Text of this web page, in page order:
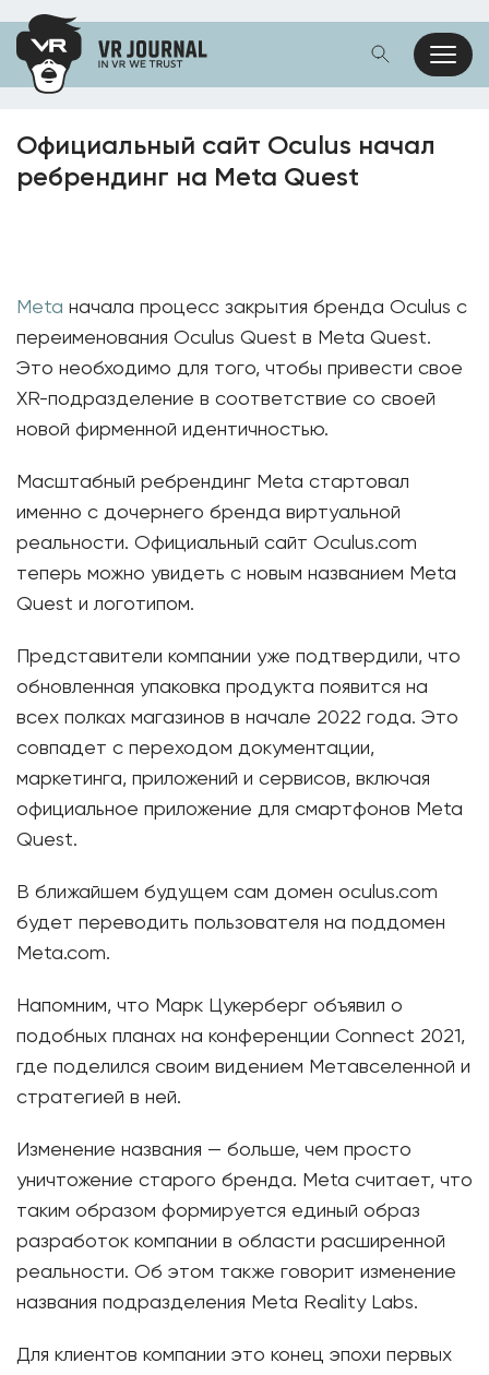
Официальный сайт Oculus начал
ребрендинг на Meta Quest
Meta начала процесс закрытия бренда Oculus с
переименования Oculus Quest в Meta Quest.
Это необходимо для того, чтобы привести свое
XR-подразделение в соответствие со своей
новой фирменной идентичностью.
Масштабный ребрендинг Meta стартовал
именно с дочернего бренда виртуальной
реальности. Официальный сайт Oculus.com
теперь можно увидеть с новым названием Meta
Quest и логотипом.
Представители компании уже подтвердили, что
обновленная упаковка продукта появится на
всех полках магазинов в начале 2022 года. Это
совпадет с переходом документации,
маркетинга, приложений и сервисов, включая
официальное приложение для смартфонов Meta
Quest.
В ближайшем будущем сам домен oculus.com
будет переводить пользователя на поддомен
Meta.com.
Напомним, что Марк Цукерберг объявил о
подобных планах на конференции Connect 2021,
где поделился своим видением Метавселенной и
стратегией в ней.
Изменение названия — больше, чем просто
уничтожение старого бренда. Meta считает, что
таким образом формируется единый образ
разработок компании в области расширенной
реальности. Об этом также говорит изменение
названия подразделения Meta Reality Labs.
Для клиентов компании это конец эпохи первых